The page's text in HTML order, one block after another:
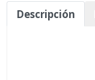
Descripción